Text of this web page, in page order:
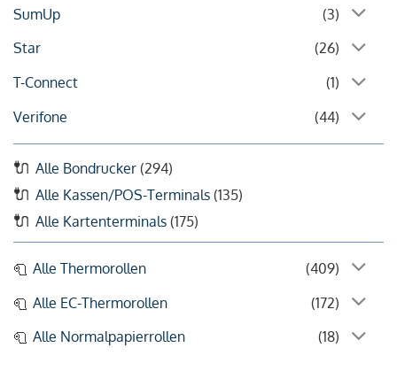
SumUp
(3)
Star
(26)
T-Connect
(1)
Verifone
(44)
Alle Bondrucker (294)
Alle Kassen/POS-Terminals (135)
Alle Kartenterminals (175)
Alle Thermorollen
(409)
Alle EC-Thermorollen
(172)
Alle Normalpapierrollen
(18)